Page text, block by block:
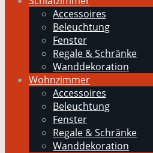
Accessoires
Beleuchtung
Fenster
Regale & Schränke
Wanddekoration
Wohnzimmer
Accessoires
Beleuchtung
Fenster
Regale & Schränke
Wanddekoration